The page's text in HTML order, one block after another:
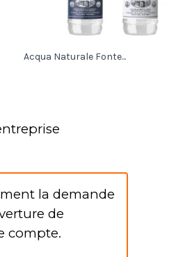
Acqua Naturale Fonte...
la demande
de
compte.